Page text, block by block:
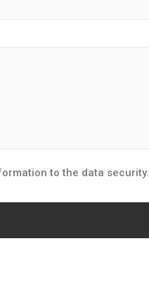
to the data security. I